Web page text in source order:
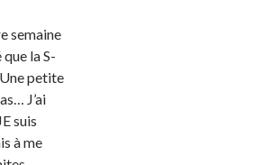
semaine
la S-
petite
J’ai
suis
à me